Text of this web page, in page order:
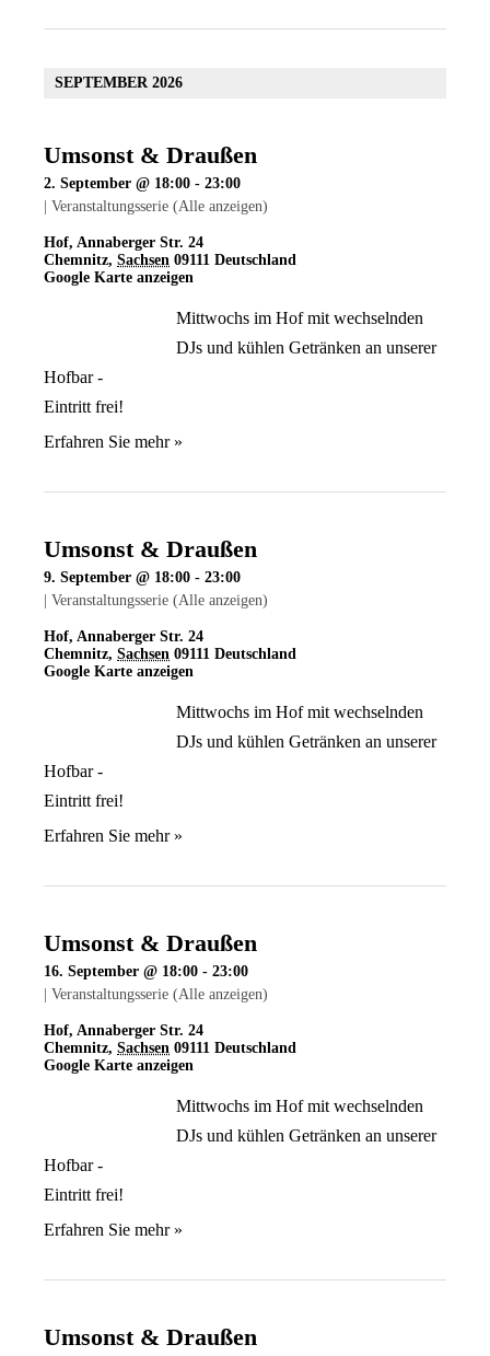
SEPTEMBER 2026
Umsonst & Draußen
2. September @ 18:00 - 23:00
Veranstaltungsserie (Alle anzeigen)
Hof, Annaberger Str. 24
Chemnitz, Sachsen 09111 Deutschland
Google Karte anzeigen
Mittwochs im Hof mit wechselnden
DJs und kühlen Getränken an unserer
Hofbar -
Eintritt frei!
Erfahren Sie mehr »
Umsonst & Draußen
9. September @ 18:00 - 23:00
Veranstaltungsserie (Alle anzeigen)
Hof, Annaberger Str. 24
Chemnitz, Sachsen 09111 Deutschland
Google Karte anzeigen
Mittwochs im Hof mit wechselnden
DJs und kühlen Getränken an unserer
Hofbar -
Eintritt frei!
Erfahren Sie mehr »
Umsonst & Draußen
16. September @ 18:00 - 23:00
Veranstaltungsserie (Alle anzeigen)
Hof, Annaberger Str. 24
Chemnitz, Sachsen 09111 Deutschland
Google Karte anzeigen
Mittwochs im Hof mit wechselnden
DJs und kühlen Getränken an unserer
Hofbar -
Eintritt frei!
Erfahren Sie mehr »
Umsonst & Draußen